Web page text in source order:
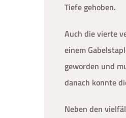
Tiefe gehoben.
Auch die vierte
einem
geworden und
danach konnte
Neben den